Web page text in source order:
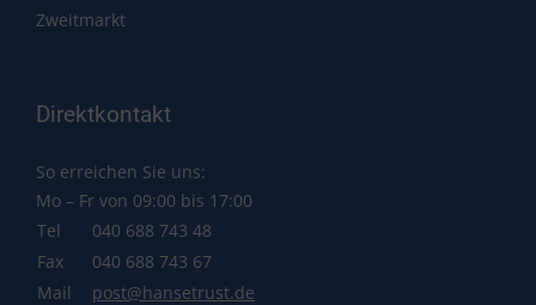
Zweitmarkt
Direktkontakt
So erreichen Sie uns:
Mo – Fr von 09:00 bis 17:00
Tel
040 688 743 48
Fax
040 688 743 67
Mail
post@hansetrust.de